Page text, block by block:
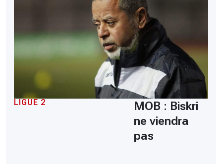
LIGUE 2
MOB : Biskri
ne viendra
pas